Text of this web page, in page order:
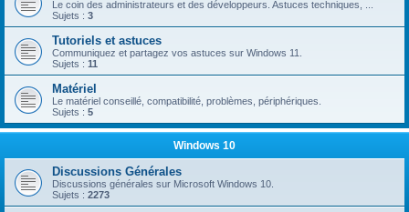
Le coin des administrateurs et des développeurs. Astuces techniques, ...
Sujets : 3
Tutoriels et astuces
Communiquez et partagez vos astuces sur Windows 11.
Sujets : 11
Matériel
Le matériel conseillé, compatibilité, problèmes, périphériques.
Sujets : 5
Windows 10
Discussions Générales
Discussions générales sur Microsoft Windows 10.
Sujets : 2273